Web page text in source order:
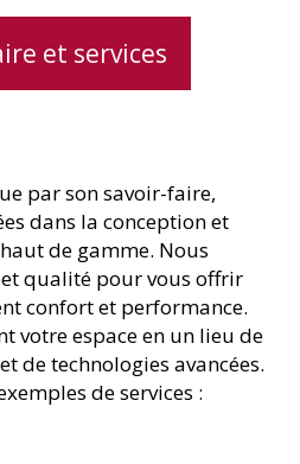
et services
par son savoir-faire,
dans la conception et
de gamme. Nous
qualité pour vous offrir
confort et performance.
votre espace en un lieu de
de technologies avancées.
de services :